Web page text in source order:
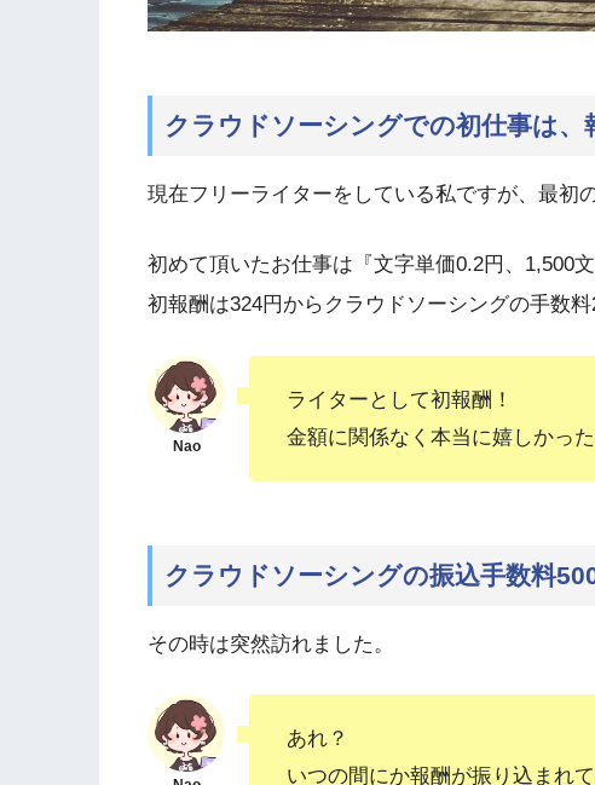
クラウドソーシングでの初仕事は、
現在フリーライターをしている私ですが、最初
初めて頂いたお仕事は『文字単価0.2円、1,500文
初報酬は324円からクラウドソーシングの手数
ライターとして初報酬！
金額に関係なく本当に嬉しかった
クラウドソーシングの振込手数料
その時は突然訪れました。
あれ？
いつの間にか報酬が振り込まれて